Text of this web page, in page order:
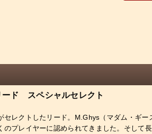
ド スペシャルセレクト
セレクトしたリード。M.Ghys（マダム・ギ
のプレイヤーに認められてきました。そし